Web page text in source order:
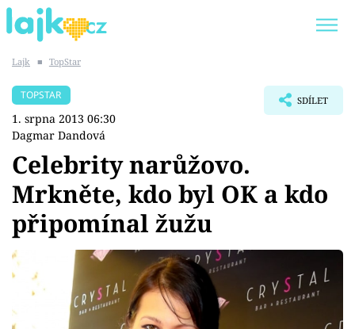
SHOPAHOLICADEL
Témata
Showbyznys
Youtubeři
Virály
Lajk ■ TopStar
TOPSTAR
1. srpna 2013 06:30
Dagmar Dandová
SDÍLET
Celebrity narůžovo.
Mrkněte, kdo byl OK a kdo
připomínal žužu